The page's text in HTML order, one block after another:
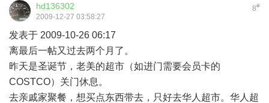
8#
hd136302
2009-12-27 03:58:27
发表于 2009-10-26 06:17
离最后一帖又过去两个月了。
昨天是圣诞节，老美的超市（如进门需要会员卡的
COSTCO）关门休息。
去亲戚家聚餐，想买点东西带去，只好去华人超市。华人超